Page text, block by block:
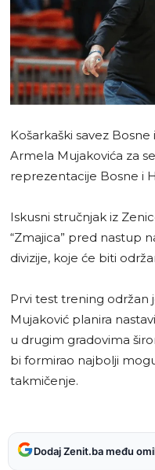
Košarkaški savez
Armela Mujakovića za
reprezentacije Bosne i
Iskusni stručnjak iz
“Zmajica” pred nastup
divizije, koje će biti
Prvi test trening održan
Mujaković planira
u drugim gradovima
bi formirao najbolji
takmičenje.
Dodaj Zenit.ba među